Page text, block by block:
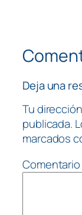
Deja una
Tu
publicada.
marcados
Comentario